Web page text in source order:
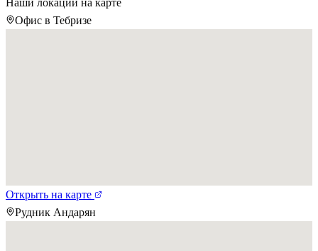
Наши локации на карте
Офис в Тебризе
Открыть на карте
Рудник Андарян